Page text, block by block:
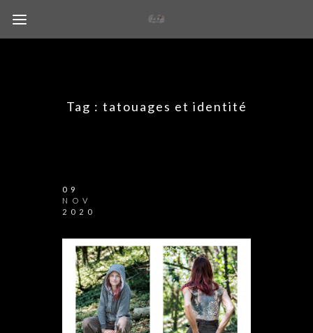
Tag : tatouages et identité
09
NOV
2020